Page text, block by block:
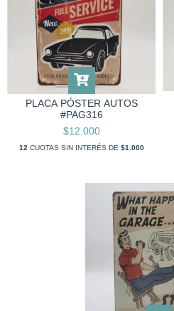
PLACA PÓSTER AUTOS
#PAG316
$12.000
12 CUOTAS SIN INTERÉS DE $1.000